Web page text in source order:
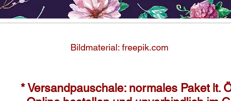
Bildmaterial: freepik.com
* Versandpauschale: normales Paket lt.